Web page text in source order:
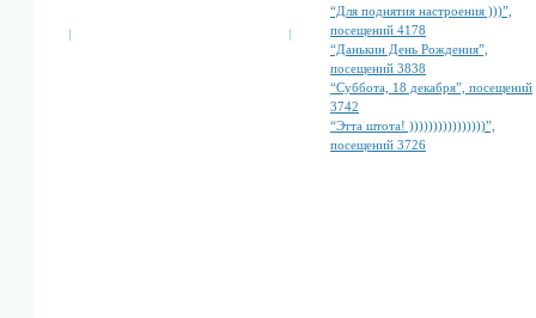
“Для поднятия настроения )))”,
посещений 4178
“Данькин День Рождения”,
посещений 3838
“Суббота, 18 декабря”, посещений
3742
“Этта штота! ))))))))))))))))”,
посещений 3726